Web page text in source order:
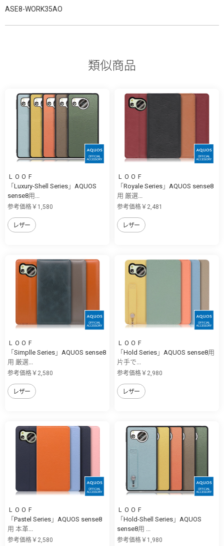
ASE8-WORK35AO
類似商品
ＬＯＯＦ
「Luxury-Shell Series」AQUOS
sense8用...
参考価格￥1,580
レザー
ＬＯＯＦ
「Royale Series」AQUOS sense8
用 厳選...
参考価格￥2,481
レザー
ＬＯＯＦ
「Simplle Series」AQUOS sense8
用 厳選...
参考価格￥2,580
レザー
ＬＯＯＦ
「Hold Series」AQUOS sense8用
片手で...
参考価格￥2,980
レザー
ＬＯＯＦ
「Pastel Series」AQUOS sense8
用 本革...
参考価格￥2,580
ＬＯＯＦ
「Hold-Shell Series」AQUOS
sense8用 ...
参考価格￥1,980